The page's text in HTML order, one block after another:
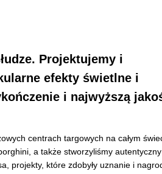
Projektujemy i
efekty świetlne i
i najwyższą
centrach targowych na całym
a także stworzyliśmy autentyczny
projekty, które zdobyły uznanie i